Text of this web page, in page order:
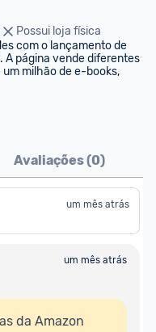
Possui loja física
com o lançamento de
A página vende diferentes
um milhão de e-books,
Avaliações (0)
um mês atrás
um mês atrás
da Amazon